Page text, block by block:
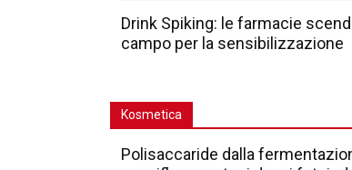
Drink Spiking: le farmacie
campo per la sensibilizzazione
Kosmetica
Polisaccaride dalla